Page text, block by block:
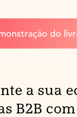
do
a sua
B2B com